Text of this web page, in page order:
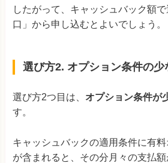
したがって、キャッシュバック額
口」から申し込むとよいでしょう。
選び方2. オプション条件の少
選び方2つ目は、 オプション条件が
す。
キャッシュバックの適用条件に有
が含まれると、その分月々の支払